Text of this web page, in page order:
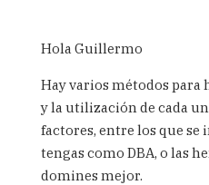
reply
Buenos
dias
Carlos,
soy
Fans
by
Hola Guillermo
Hay varios métodos para
y la utilización de cada
factores, entre los que se
tengas como DBA, o las
domines mejor.